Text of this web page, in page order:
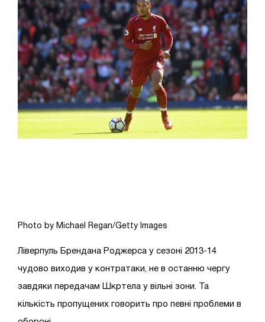
Photo by Michael Regan/Getty Images
Ліверпуль Брендана Роджерса у сезоні 2013-14
чудово виходив у контратаки, не в останню чергу
завдяки передачам Шкртела у вільні зони. Та
кількість пропущених говорить про певні проблеми в